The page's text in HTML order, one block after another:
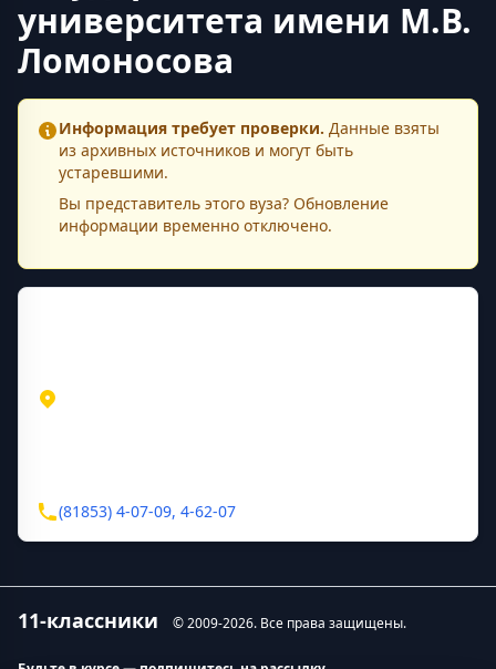
университета имени М.В.
Ломоносова
Информация требует проверки. Данные взяты
из архивных источников и могут быть
устаревшими.
Вы представитель этого вуза? Обновление
информации временно отключено.
(81853) 4-07-09, 4-62-07
11-классники © 2009-2026. Все права защищены.